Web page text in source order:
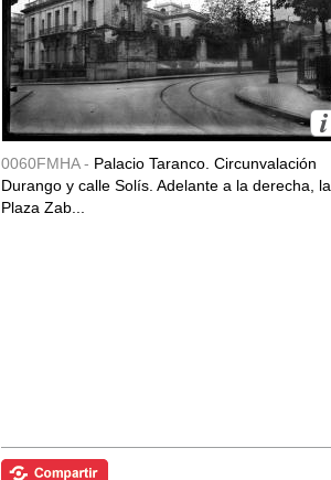
0060FMHA - Palacio Taranco. Circunvalación
Durango y calle Solís. Adelante a la derecha, la
Plaza Zab...